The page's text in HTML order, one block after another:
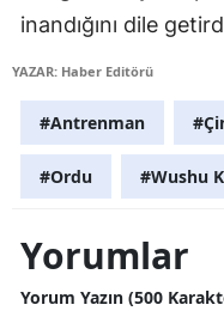
inandığını dile
YAZAR: Haber Editörü
#Antrenman
#Ordu #Wushu
Yorumlar
Yorum Yazın (500